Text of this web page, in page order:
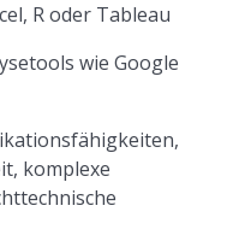
R oder Tableau
wie Google
komplexe